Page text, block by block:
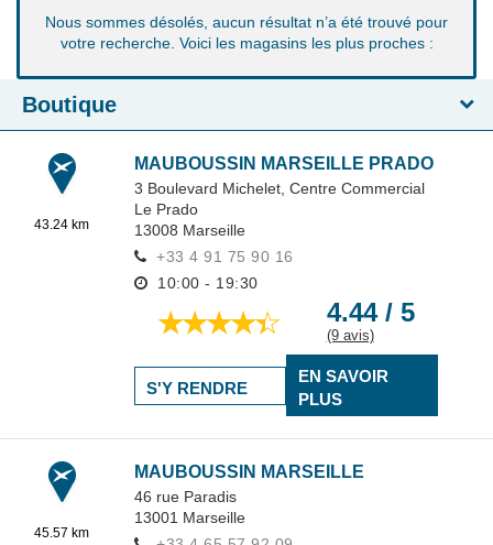
Nous sommes désolés, aucun résultat n’a été trouvé pour
votre recherche. Voici les magasins les plus proches :
Boutique
43.24 km
MAUBOUSSIN MARSEILLE PRADO
3 Boulevard Michelet, Centre Commercial
Le Prado
13008 Marseille
+33 4 91 75 90 16
10:00 - 19:30
4.44 / 5
(9 avis)
EN SAVOIR
PLUS
S'Y RENDRE
45.57 km
MAUBOUSSIN MARSEILLE
46 rue Paradis
13001 Marseille